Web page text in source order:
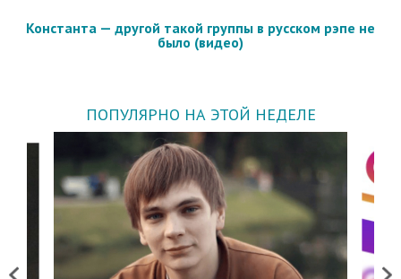
Константа — другой такой группы в русском рэпе не
было (видео)
ПОПУЛЯРНО НА ЭТОЙ НЕДЕЛЕ
Previous Next